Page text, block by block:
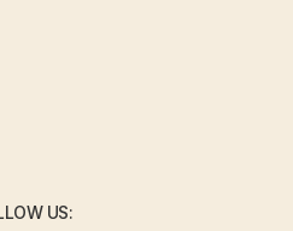
US: